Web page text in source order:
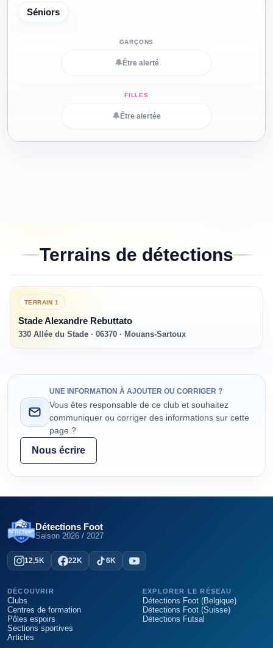
Terrains de détections
TERRAIN1
Stade Alexandre Rebuttato
330 Allée du Stade · 06370 · Mouans-Sartoux
Séniors
🔔 Être alerté
🔔 Être alertée
UNE INFORMATION À AJOUTER OU CORRIGER ?
Vous êtes responsable de ce club et souhaitez
communiquer ou corriger des informations sur cette
page ?
Nous écrire
Détections Foot
Saison 2026 / 2027
12,5K 22K 6K
DÉCOUVRIR
Clubs
Centres de formation
Pôles espoirs
Sections sportives
Articles
EXPLORER LE RÉSEAU
Détections Foot (Belgique)
Détections Foot (Suisse)
Détections Futsal